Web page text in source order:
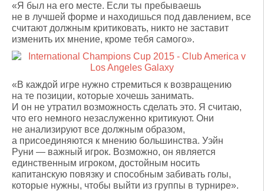
«Я был на его месте. Если ты пребываешь
не в лучшей форме и находишься под давлением, все
считают должным критиковать, никто не заставит
изменить их мнение, кроме тебя самого».
«В каждой игре нужно стремиться к возвращению
на те позиции, которые хочешь занимать.
И он не утратил возможность сделать это. Я считаю,
что его немного незаслуженно критикуют. Они
не анализируют все должным образом,
а присоединяются к мнению большинства. Уэйн
Руни — важный игрок. Возможно, он является
единственным игроком, достойным носить
капитанскую повязку и способным забивать голы,
которые нужны, чтобы выйти из группы в турнире».